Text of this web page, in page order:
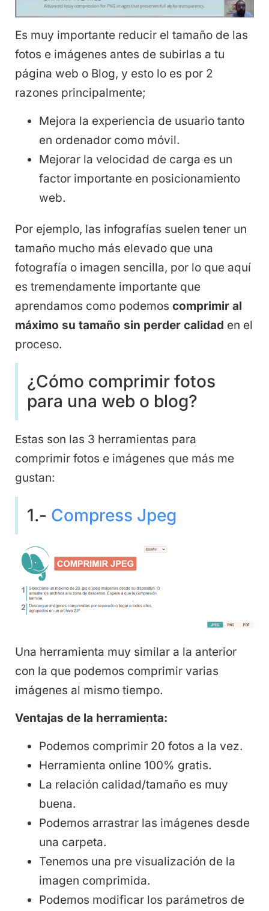
Es muy importante reducir el tamaño de las
fotos e imágenes antes de subirlas a tu
página web o Blog, y esto lo es por 2
razones principalmente;
Mejora la experiencia de usuario tanto
en ordenador como móvil.
Mejorar la velocidad de carga es un
factor importante en posicionamiento
web.
Por ejemplo, las infografías suelen tener un
tamaño mucho más elevado que una
fotografía o imagen sencilla, por lo que aquí
es tremendamente importante que
aprendamos como podemos comprimir al
máximo su tamaño sin perder calidad en el
proceso.
¿Cómo comprimir fotos
para una web o blog?
Estas son las 3 herramientas para
comprimir fotos e imágenes que más me
gustan:
1.- Compress Jpeg
Una herramienta muy similar a la anterior
con la que podemos comprimir varias
imágenes al mismo tiempo.
Ventajas de la herramienta:
Podemos comprimir 20 fotos a la vez.
Herramienta online 100% gratis.
La relación calidad/tamaño es muy
buena.
Podemos arrastrar las imágenes desde
una carpeta.
Tenemos una pre visualización de la
imagen comprimida.
Podemos modificar los parámetros de